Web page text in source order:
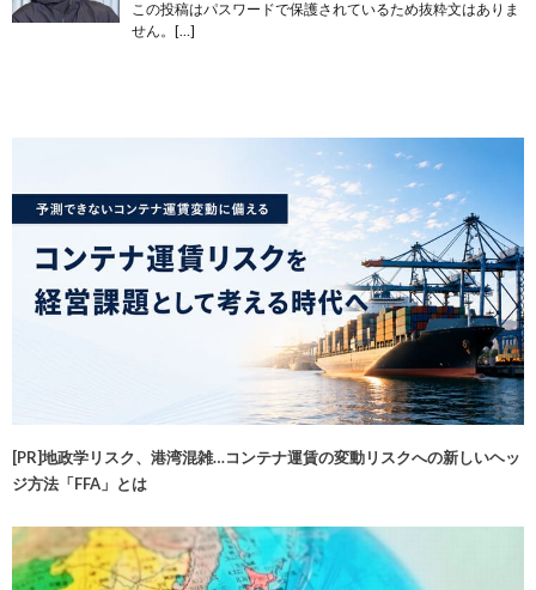
この投稿はパスワードで保護されているため抜粋文はありま
せん。[…]
[PR]地政学リスク、港湾混雑…コンテナ運賃の変動リスクへの新しいヘッ
ジ方法「FFA」とは